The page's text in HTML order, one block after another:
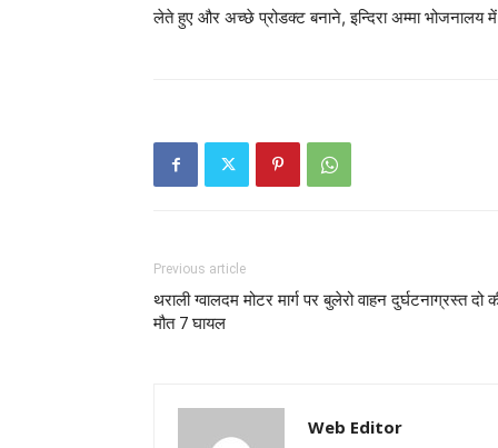
लेते हुए और अच्छे प्रोडक्ट बनाने, इन्दिरा अम्मा भोजनालय
Previous article
थराली ग्वालदम मोटर मार्ग पर बुलेरो वाहन दुर्घटनाग्रस्त दो
मौत 7 घायल
Web Editor